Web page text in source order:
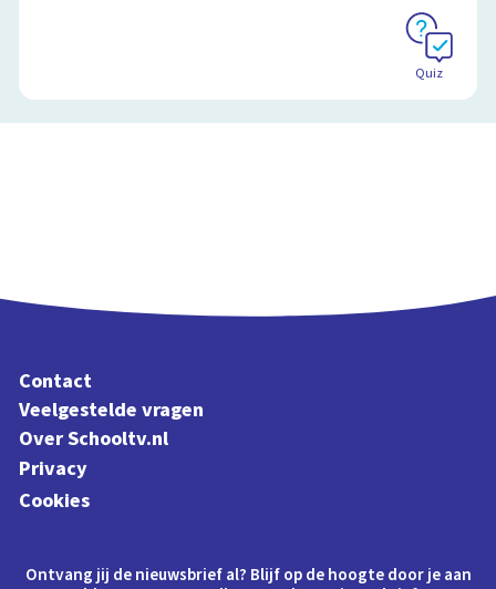
Quiz
Contact
Veelgestelde vragen
Over Schooltv.nl
Privacy
Cookies
Ontvang jij de nieuwsbrief al? Blijf op de hoogte door je aan